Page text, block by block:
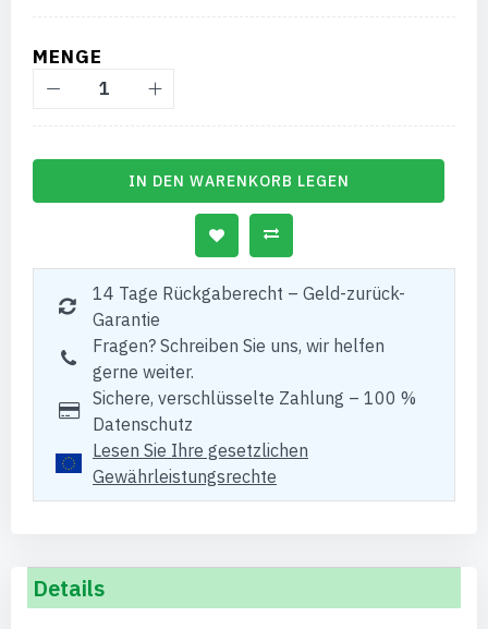
MENGE
IN DEN WARENKORB LEGEN
14 Tage Rückgaberecht – Geld-zurück-
Garantie
Fragen? Schreiben Sie uns, wir helfen
gerne weiter.
Sichere, verschlüsselte Zahlung – 100 %
Datenschutz
Lesen Sie Ihre gesetzlichen
Gewährleistungsrechte
Details